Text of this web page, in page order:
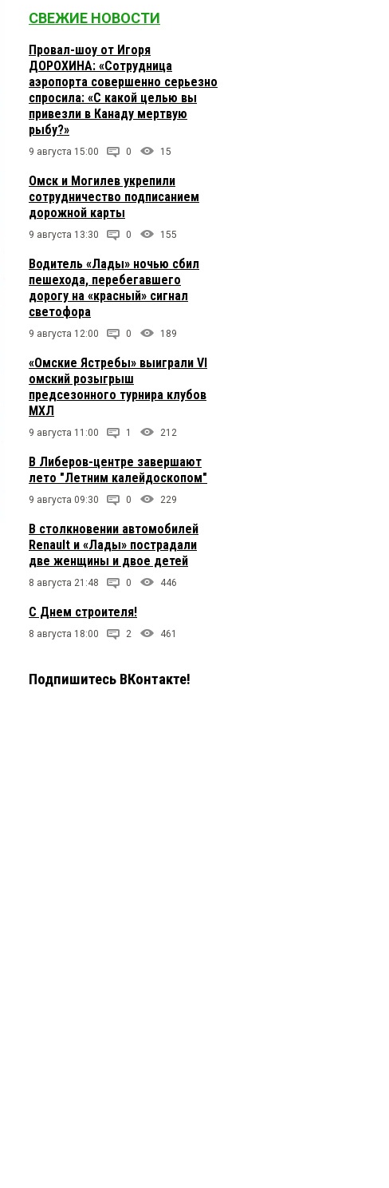
СВЕЖИЕ НОВОСТИ
Провал-шоу от Игоря
ДОРОХИНА: «Сотрудница
аэропорта совершенно серьезно
спросила: «С какой целью вы
привезли в Канаду мертвую
рыбу?»
9 августа 15:00 0 15
Омск и Могилев укрепили
сотрудничество подписанием
дорожной карты
9 августа 13:30 0 155
Водитель «Лады» ночью сбил
пешехода, перебегавшего
дорогу на «красный» сигнал
светофора
9 августа 12:00 0 189
«Омские Ястребы» выиграли VI
омский розыгрыш
предсезонного турнира клубов
МХЛ
9 августа 11:00 1 212
В Либеров-центре завершают
лето "Летним калейдоскопом"
9 августа 09:30 0 229
В столкновении автомобилей
Renault и «Лады» пострадали
две женщины и двое детей
8 августа 21:48 0 446
С Днем строителя!
8 августа 18:00 2 461
Подпишитесь ВКонтакте!